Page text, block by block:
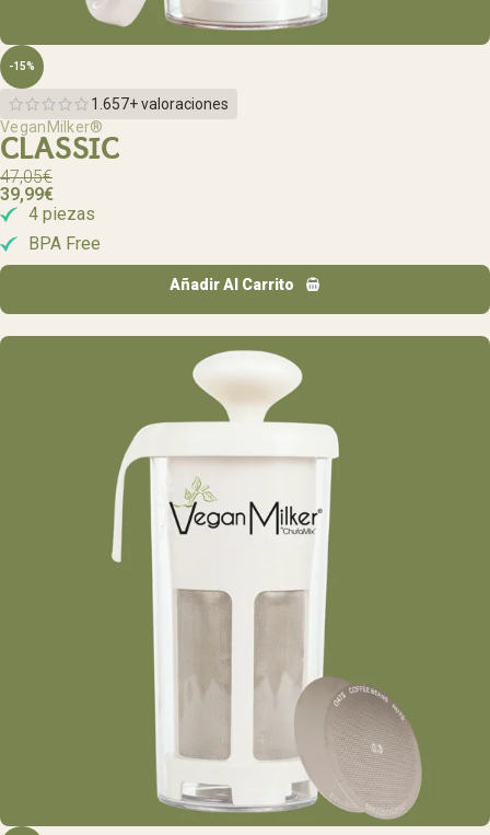
-15%
1.657+ valoraciones
VeganMilker®
CLASSIC
47,05€
39,99€
4 piezas
BPA Free
Añadir Al Carrito